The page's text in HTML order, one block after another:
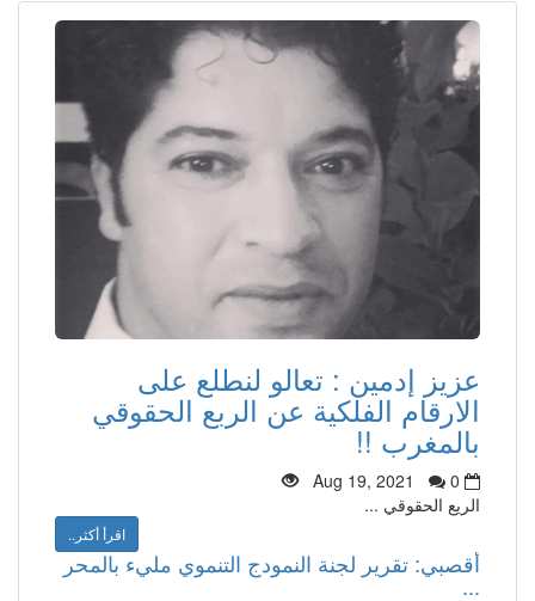
عزيز إدمين : تعالو لنطلع على
الارقام الفلكية عن الربع الحقوقي
بالمغرب !!
Aug 19, 2021
0
الريع الحقوقي ...
اقرأ أكثر..
أقصبي: تقرير لجنة النمودج التنموي مليء بالمحر